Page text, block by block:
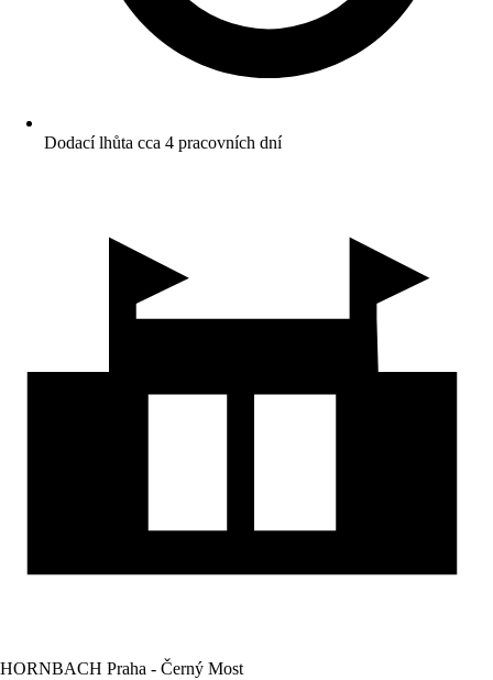
Dodací lhůta cca 4 pracovních dní
HORNBACH Praha - Černý Most